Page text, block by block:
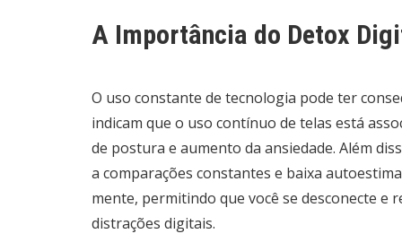
A Importância do Detox
O uso constante de tecnologia pode ter
indicam que o uso contínuo de telas está
de postura e aumento da ansiedade. Além
a comparações constantes e baixa
mente, permitindo que você se desconecte e
distrações digitais.